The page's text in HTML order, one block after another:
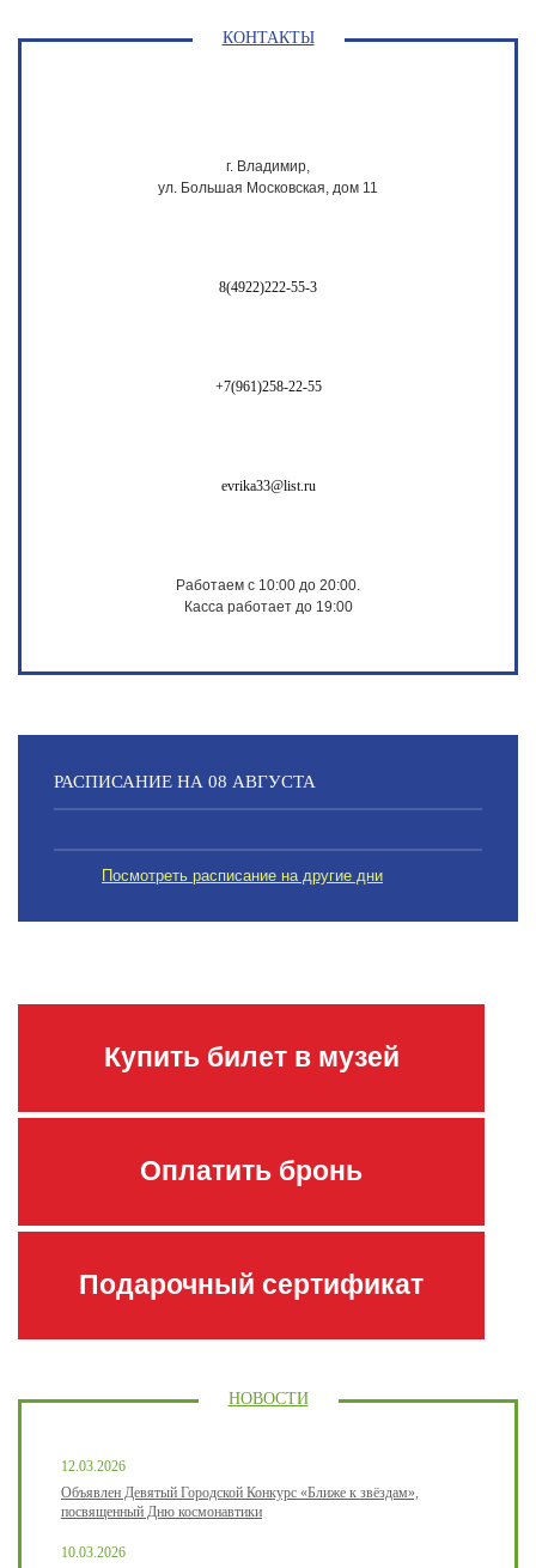
КОНТАКТЫ
г. Владимир,
ул. Большая Московская, дом 11
8(4922)222-55-3
+7(961)258-22-55
evrika33@list.ru
Работаем с 10:00 до 20:00.
Касса работает до 19:00
РАСПИСАНИЕ НА 08 АВГУСТА
Посмотреть расписание на другие дни
Купить билет в музей
Оплатить бронь
Подарочный сертификат
НОВОСТИ
12.03.2026
Объявлен Девятый Городской Конкурс «Ближе к звёздам»,
посвященный Дню космонавтики
10.03.2026